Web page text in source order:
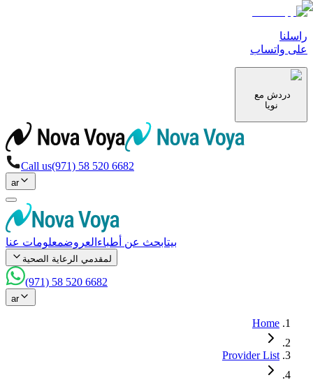
راسلنا
على واتساب
دردش مع
نويا
Call us(971) 58 520 6682
ar
بيتابحث عن أطباء العروضمعلومات عنا
لمقدمي الرعاية الصحية
(971) 58 520 6682
ar
Home
Provider List